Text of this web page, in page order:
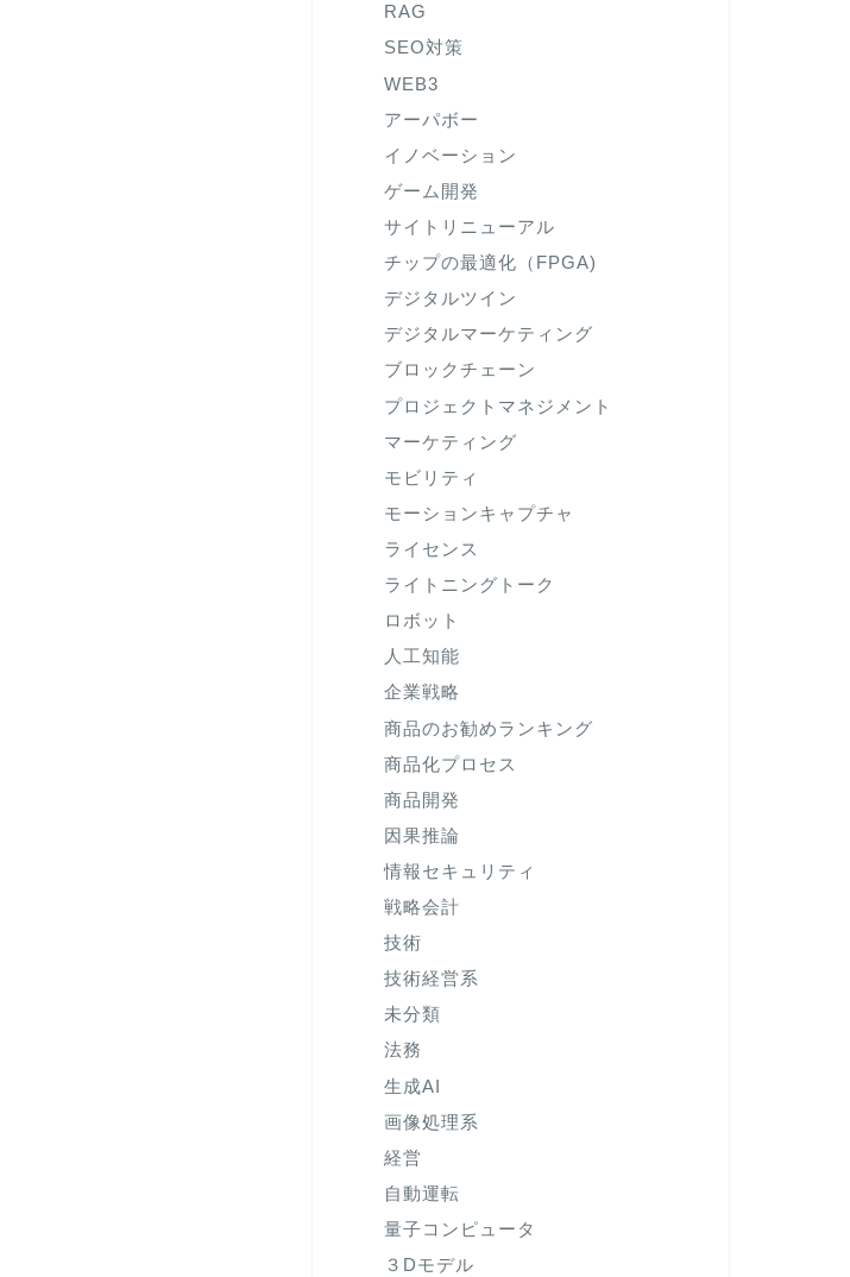
RAG
SEO対策
WEB3
アーパボー
イノベーション
ゲーム開発
サイトリニューアル
チップの最適化（FPGA)
デジタルツイン
デジタルマーケティング
ブロックチェーン
プロジェクトマネジメント
マーケティング
モビリティ
モーションキャプチャ
ライセンス
ライトニングトーク
ロボット
人工知能
企業戦略
商品のお勧めランキング
商品化プロセス
商品開発
因果推論
情報セキュリティ
戦略会計
技術
技術経営系
未分類
法務
生成AI
画像処理系
経営
自動運転
量子コンピュータ
３Dモデル